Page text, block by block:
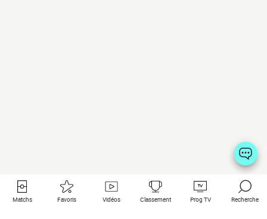
Matchs Favoris Vidéos Classement Prog TV Recherche